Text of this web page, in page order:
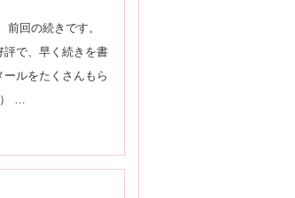
前回の続きです。
評で、早く続きを書
ルをたくさんもら
） …